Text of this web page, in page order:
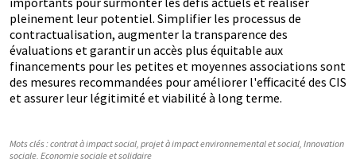
pleinement leur potentiel. Simplifier les processus de
contractualisation, augmenter la transparence des
évaluations et garantir un accès plus équitable aux
financements pour les petites et moyennes associations sont
des mesures recommandées pour améliorer l'efficacité des CIS
et assurer leur légitimité et viabilité à long terme.
Mots clés :contrat à impact social, projet à impact environnemental et social, Innovation
sociale, Economie sociale et solidaire